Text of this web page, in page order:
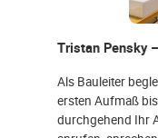
Tristan Pensky
Als Bauleiter
ersten Aufmaß
durchgehend Ihr